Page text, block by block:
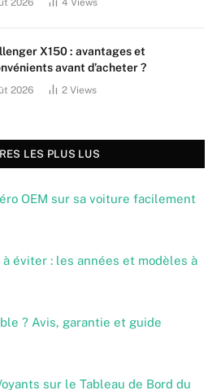
2026 4 Views
X150 : avantages et
avant d’acheter ?
2026 2 Views
LES PLUS LUS
OEM sur sa voiture facilement
à éviter : les années et modèles à
? Avis, garantie et guide
sur le Tableau de Bord du